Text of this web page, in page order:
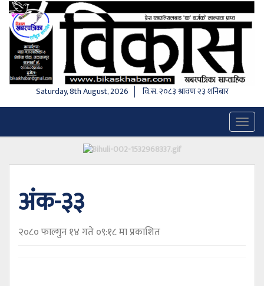
Saturday, 8th August, 2026 वि.स.२०८३ श्रावण २३ शनिबार
अंक-३३
२०८० फाल्गुन १४ गते ०९:१८ मा प्रकाशित